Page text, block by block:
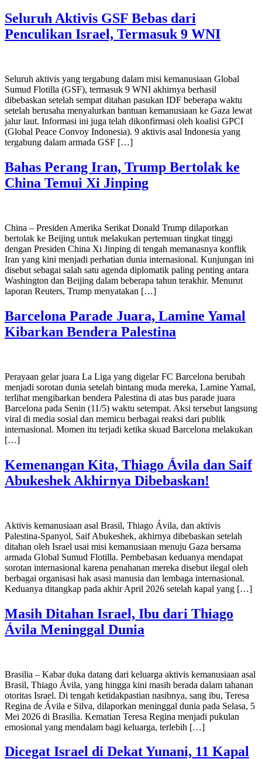
Seluruh Aktivis GSF Bebas dari
Penculikan Israel, Termasuk 9 WNI
Seluruh aktivis yang tergabung dalam misi kemanusiaan Global
Sumud Flotilla (GSF), termasuk 9 WNI akhirnya berhasil
dibebaskan setelah sempat ditahan pasukan IDF beberapa waktu
setelah berusaha menyalurkan bantuan kemanusiaan ke Gaza lewat
jalur laut. Informasi ini juga telah dikonfirmasi oleh koalisi GPCI
(Global Peace Convoy Indonesia). 9 aktivis asal Indonesia yang
tergabung dalam armada GSF […]
Bahas Perang Iran, Trump Bertolak ke
China Temui Xi Jinping
China – Presiden Amerika Serikat Donald Trump dilaporkan
bertolak ke Beijing untuk melakukan pertemuan tingkat tinggi
dengan Presiden China Xi Jinping di tengah memanasnya konflik
Iran yang kini menjadi perhatian dunia internasional. Kunjungan ini
disebut sebagai salah satu agenda diplomatik paling penting antara
Washington dan Beijing dalam beberapa tahun terakhir. Menurut
laporan Reuters, Trump menyatakan […]
Barcelona Parade Juara, Lamine Yamal
Kibarkan Bendera Palestina
Perayaan gelar juara La Liga yang digelar FC Barcelona berubah
menjadi sorotan dunia setelah bintang muda mereka, Lamine Yamal,
terlihat mengibarkan bendera Palestina di atas bus parade juara
Barcelona pada Senin (11/5) waktu setempat. Aksi tersebut langsung
viral di media sosial dan memicu berbagai reaksi dari publik
internasional. Momen itu terjadi ketika skuad Barcelona melakukan
[…]
Kemenangan Kita, Thiago Ávila dan Saif
Abukeshek Akhirnya Dibebaskan!
Aktivis kemanusiaan asal Brasil, Thiago Ávila, dan aktivis
Palestina-Spanyol, Saif Abukeshek, akhirnya dibebaskan setelah
ditahan oleh Israel usai misi kemanusiaan menuju Gaza bersama
armada Global Sumud Flotilla. Pembebasan keduanya mendapat
sorotan internasional karena penahanan mereka disebut ilegal oleh
berbagai organisasi hak asasi manusia dan lembaga internasional.
Keduanya ditangkap pada akhir April 2026 setelah kapal yang […]
Masih Ditahan Israel, Ibu dari Thiago
Ávila Meninggal Dunia
Brasilia – Kabar duka datang dari keluarga aktivis kemanusiaan asal
Brasil, Thiago Ávila, yang hingga kini masih berada dalam tahanan
otoritas Israel. Di tengah ketidakpastian nasibnya, sang ibu, Teresa
Regina de Ávila e Silva, dilaporkan meninggal dunia pada Selasa, 5
Mei 2026 di Brasilia. Kematian Teresa Regina menjadi pukulan
emosional yang mendalam bagi keluarga, terlebih […]
Dicegat Israel di Dekat Yunani, 11 Kapal